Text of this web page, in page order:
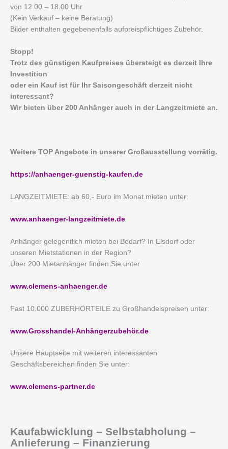
von 12.00 – 18.00 Uhr
(Kein Verkauf – keine Beratung)
Bilder enthalten gegebenenfalls aufpreispflichtiges Zubehör.
Stopp!
Trotz des günstigen Kaufpreises übersteigt es derzeit Ihre
Investition
oder ein Kauf ist für Ihr Saisongeschäft derzeit nicht
interessant?
Wir bieten über 200 Anhänger auch in der Langzeitmiete an.
Weitere TOP Angebote in unserer Großausstellung vorrätig.
https://anhaenger-guenstig-kaufen.de
LANGZEITMIETE: ab 60,- Euro im Monat mieten unter:
www.anhaenger-langzeitmiete.de
Anhänger gelegentlich mieten bei Bedarf? In Elsdorf oder
unseren Mietstationen in der Region?
Über 200 Mietanhänger finden Sie unter
www.clemens-anhaenger.de
Fast 10.000 ZUBERHÖRTEILE zu Großhandelspreisen unter:
www.Grosshandel-Anhängerzubehör.de
Unsere Hauptseite mit weiteren interessanten
Geschäftsbereichen finden Sie unter:
www.clemens-partner.de
Kaufabwicklung – Selbstabholung –
Anlieferung – Finanzierung